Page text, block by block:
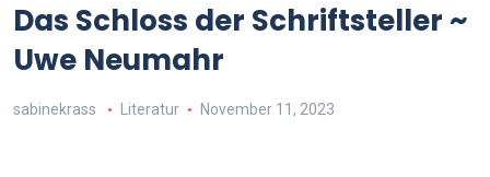
Das Schloss der Schriftsteller ~
Uwe Neumahr
sabinekrass Literatur November 11, 2023